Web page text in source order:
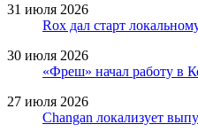
31 июля 2026
Rox дал старт
30 июля 2026
«Фреш» начал работу в
27 июля 2026
Changan локализует